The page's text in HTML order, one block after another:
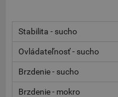
Stabilita - sucho
Ovládateľnosť - sucho
Brzdenie - sucho
Brzdenie - mokro